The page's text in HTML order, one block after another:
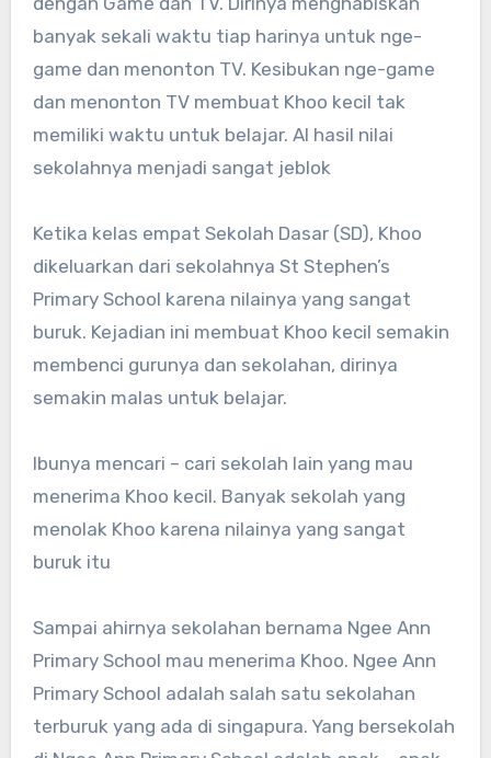
banyak sekali waktu tiap harinya untuk nge-
game dan menonton TV. Kesibukan nge-game
dan menonton TV membuat Khoo kecil tak
memiliki waktu untuk belajar. Al hasil nilai
sekolahnya menjadi sangat jeblok
Ketika kelas empat Sekolah Dasar (SD), Khoo
dikeluarkan dari sekolahnya St Stephen’s
Primary School karena nilainya yang sangat
buruk. Kejadian ini membuat Khoo kecil semakin
membenci gurunya dan sekolahan, dirinya
semakin malas untuk belajar.
Ibunya mencari – cari sekolah lain yang mau
menerima Khoo kecil. Banyak sekolah yang
menolak Khoo karena nilainya yang sangat
buruk itu
Sampai ahirnya sekolahan bernama Ngee Ann
Primary School mau menerima Khoo. Ngee Ann
Primary School adalah salah satu sekolahan
terburuk yang ada di singapura. Yang bersekolah